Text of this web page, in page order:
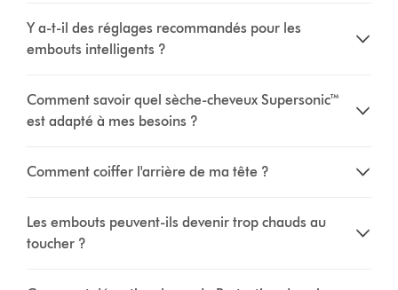
Y a-t-il des réglages recommandés pour les
embouts intelligents ?
Comment savoir quel sèche-cheveux Supersonic™
est adapté à mes besoins ?
Comment coiffer l'arrière de ma tête ?
Les embouts peuvent-ils devenir trop chauds au
toucher ?